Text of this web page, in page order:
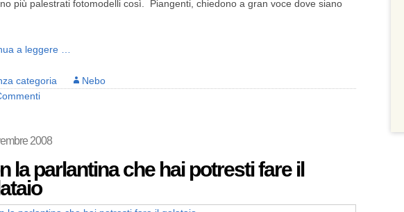
più palestrati fotomodelli così. Piangenti, chiedono a gran voce dove siano
a leggere …
categoria
Nebo
2008
la parlantina che hai potresti fare il